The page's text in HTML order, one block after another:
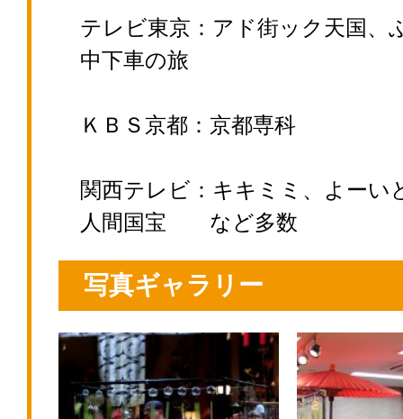
テレビ東京：アド街ック天国、
中下車の旅
ＫＢＳ京都：京都専科
関西テレビ：キキミミ、よーい
人間国宝 など多数
写真ギャラリー